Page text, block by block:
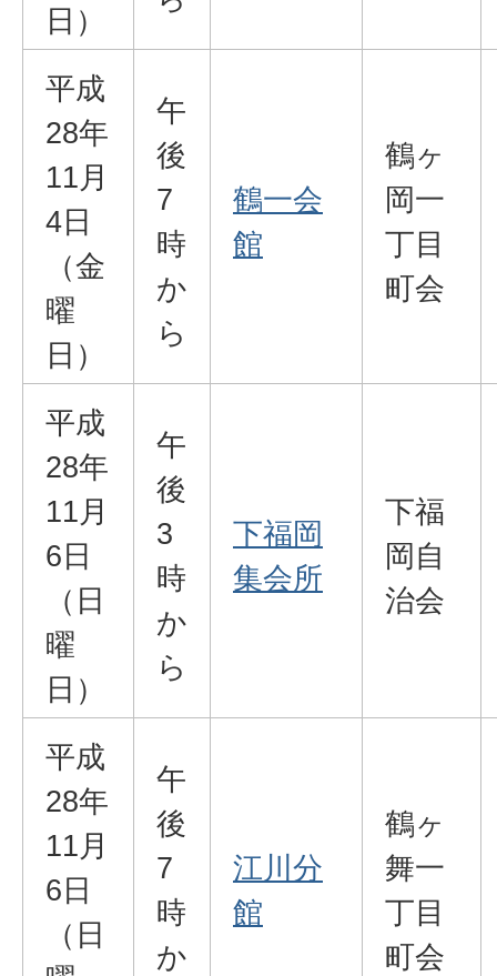
日）
平成
28年
11月
4日
（金
曜
日）
午
後
7
時
か
ら
鶴一会
館
鶴ヶ
岡一
丁目
町会
平成
28年
11月
6日
（日
曜
日）
午
後
3
時
か
ら
下福岡
集会所
下福
岡自
治会
平成
28年
11月
6日
（日
午
後
7
時
か
江川分
館
鶴ヶ
舞一
丁目
町会